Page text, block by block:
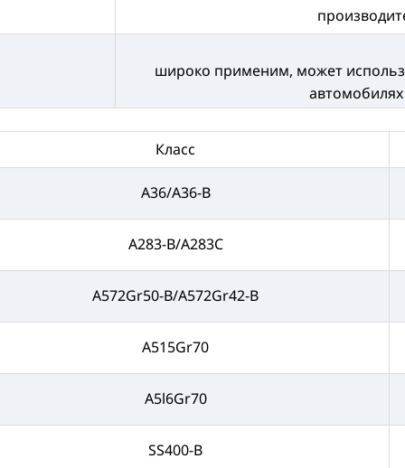
широко применим, может
Класс
A36/A36-B
A283-B/A283C
A572Gr50-B/A572Gr42-B
A515Gr70
A5l6Gr70
SS400-B